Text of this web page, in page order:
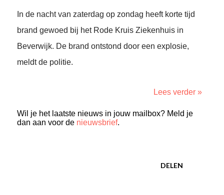
In de nacht van zaterdag op zondag heeft korte tijd
brand gewoed bij het Rode Kruis Ziekenhuis in
Beverwijk. De brand ontstond door een explosie,
meldt de politie.
Lees verder »
Wil je het laatste nieuws in jouw mailbox? Meld je
dan aan voor de nieuwsbrief.
DELEN